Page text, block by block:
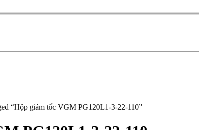
“Hộp giảm tốc VGM PG120L1-3-22-110”